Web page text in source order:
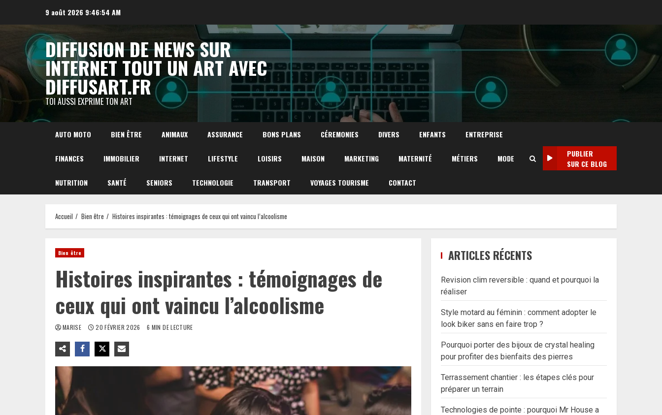
contenu
9 août 2026 9:46:56 AM
DIFFUSION DE NEWS SUR
INTERNET TOUT UN ART AVEC
DIFFUSART.FR
TOI AUSSI EXPRIME TON ART
AUTO MOTO BIEN ÊTRE ANIMAUX ASSURANCE BONS PLANS CÉREMONIES DIVERS ENFANTS ENTREPRISE
FINANCES IMMOBILIER INTERNET LIFESTYLE LOISIRS MAISON MARKETING MATERNITÉ MÉTIERS MODE
NUTRITION SANTÉ SENIORS TECHNOLOGIE TRANSPORT VOYAGES TOURISME CONTACT
PUBLIER
SUR CE BLOG
Accueil Bien être Histoires inspirantes : témoignages de ceux qui ont vaincu l’alcoolisme
Bien être
Histoires inspirantes : témoignages de
ceux qui ont vaincu l’alcoolisme
MARISE 20 FÉVRIER 2026 6 MIN DE LECTURE
ARTICLES RÉCENTS
Revision clim reversible : quand et pourquoi la
réaliser
Style motard au féminin : comment adopter le
look biker sans en faire trop ?
Pourquoi porter des bijoux de crystal healing
pour profiter des bienfaits des pierres
Terrassement chantier : les étapes clés pour
préparer un terrain
Technologies de pointe : pourquoi Mr House a